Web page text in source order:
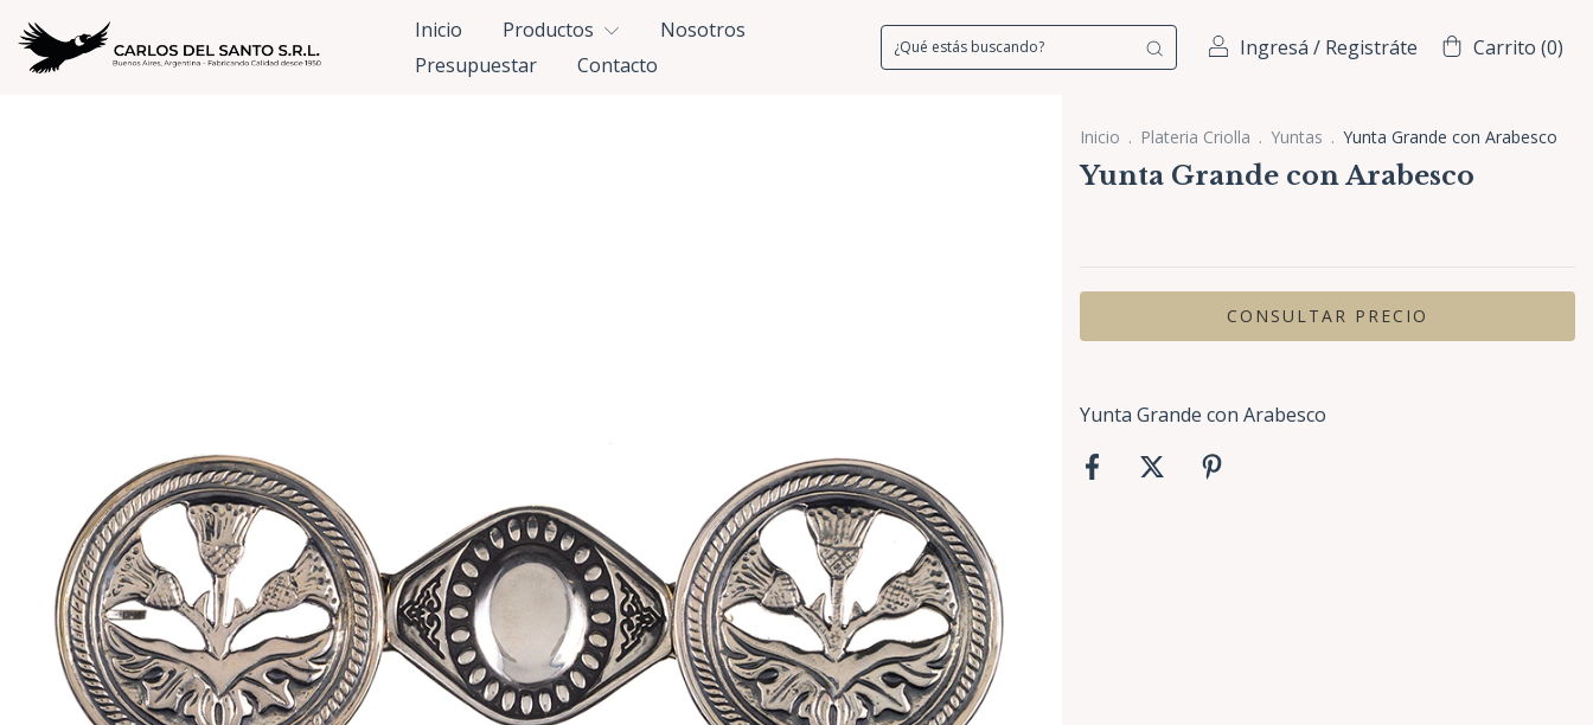
Inicio Productos
Nosotros
Presupuestar
Contacto
Ingresá / Registráte Carrito (0)
Inicio . Plateria Criolla . Yuntas . Yunta Grande con Arabesco
Yunta Grande con Arabesco
Yunta Grande con Arabesco